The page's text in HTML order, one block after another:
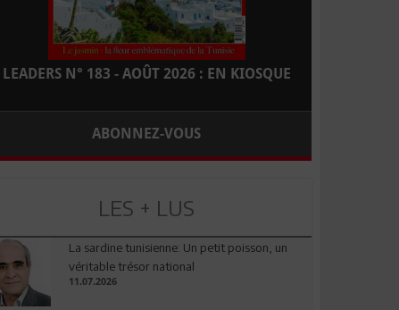
LEADERS N° 183 - AOÛT 2026 : EN KIOSQUE
ABONNEZ-VOUS
LES + LUS
La sardine tunisienne: Un petit poisson, un
véritable trésor national
11.07.2026